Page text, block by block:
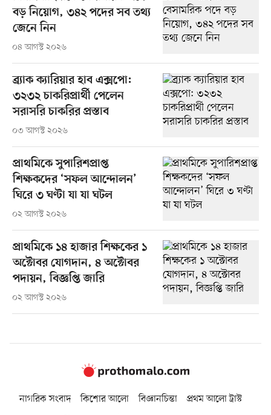
বড় নিয়োগ, ৩৪২ পদের সব তথ্য
জেনে নিন
০৪ আগস্ট ২০২৬
ব্র্যাক ক্যারিয়ার হাব এক্সপো:
৩২৩২ চাকরিপ্রার্থী পেলেন
সরাসরি চাকরির প্রস্তাব
০৩ আগস্ট ২০২৬
প্রাথমিকে সুপারিশপ্রাপ্ত
শিক্ষকদের ‘সফল আন্দোলন’
ঘিরে ৩ ঘণ্টা যা যা ঘটল
০২ আগস্ট ২০২৬
প্রাথমিকে ১৪ হাজার শিক্ষকের ১
অক্টোবর যোগদান, ৪ অক্টোবর
পদায়ন, বিজ্ঞপ্তি জারি
০২ আগস্ট ২০২৬
নাগরিক সংবাদ কিশোর আলো বিজ্ঞানচিন্তা
প্রথম আলো ট্রাস্ট